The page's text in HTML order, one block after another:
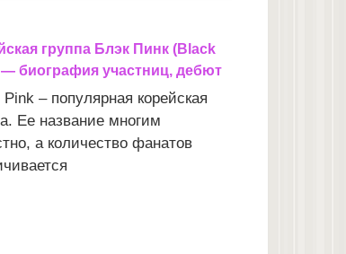
группа Блэк Пинк (Black
— биография участниц, дебют
– популярная корейская
Ее название многим
а количество фанатов